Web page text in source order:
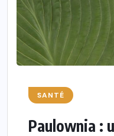
SANTÉ
Paulownia :